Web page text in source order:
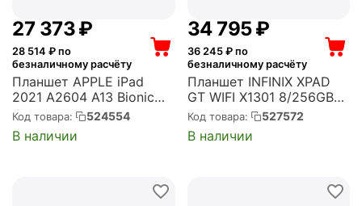
27 373₽
28 514 ₽ по
безналичному расчёту
Планшет APPLE iPad
2021 A2604 A13 Bionic
6С/3Gb/64Gb 10.2" IPS
2160x1620/4G/
серебристый/BT/8Mpix/1
RuStore) (MK493HN/A)
Код товара: 524554
В наличии
34 795₽
36 245₽ по
безналичному расчёту
Планшет INFINIX XPAD
GT WIFI X1301 8/256GB
Stellar Grey (10074330)
Код товара: 527572
В наличии